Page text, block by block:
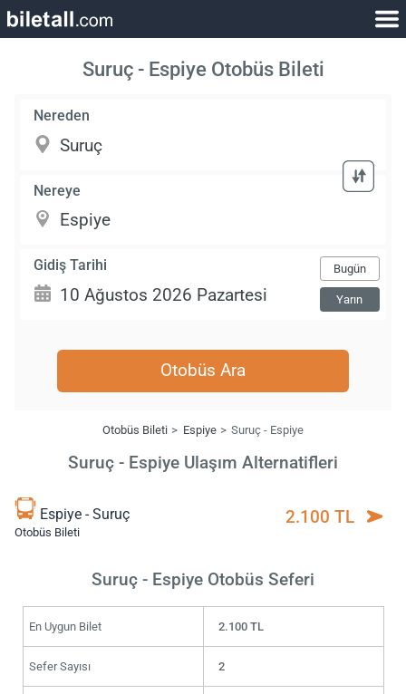
Suruç - Espiye Otobüs Bileti
Nereden
Nereye
Gidiş Tarihi Bugün
Yarın
Otobüs Ara
Otobüs Bileti Espiye Suruç - Espiye
Suruç - Espiye Ulaşım Alternatifleri
Espiye - Suruç
Otobüs Bileti
2.100 TL
Suruç - Espiye Otobüs Seferi
En Uygun Bilet 2.100 TL
Sefer Sayısı 2